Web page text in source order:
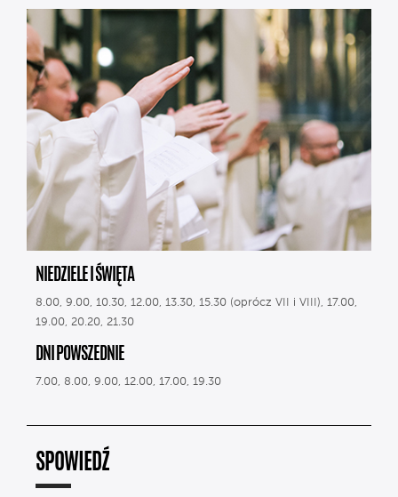
NIEDZIELE I ŚWIĘTA
8.00, 9.00, 10.30, 12.00, 13.30, 15.30 (oprócz VII i VIII), 17.00,
19.00, 20.20, 21.30
DNI POWSZEDNIE
7.00, 8.00, 9.00, 12.00, 17.00, 19.30
SPOWIEDŹ